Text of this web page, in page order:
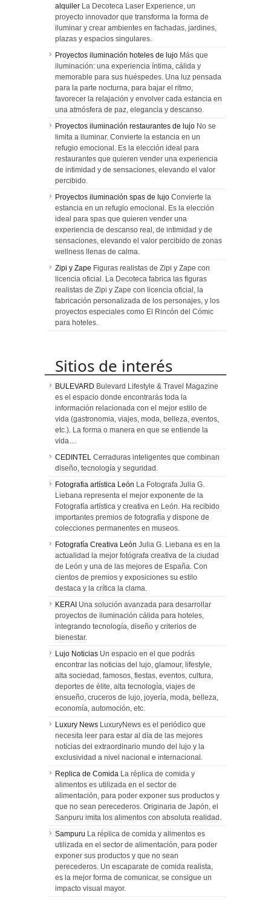
alquiler La Decoteca Laser Experience, un
proyecto innovador que transforma la forma de
iluminar y crear ambientes en fachadas, jardines,
plazas y espacios singulares.
Proyectos iluminación hoteles de lujo Más que
iluminación: una experiencia íntima, cálida y
memorable para sus huéspedes. Una luz pensada
para la parte nocturna, para bajar el ritmo,
favorecer la relajación y envolver cada estancia en
una atmósfera de paz, elegancia y descanso.
Proyectos iluminación restaurantes de lujo No se
limita a iluminar. Convierte la estancia en un
refugio emocional. Es la elección ideal para
restaurantes que quieren vender una experiencia
de intimidad y de sensaciones, elevando el valor
percibido.
Proyectos iluminación spas de lujo Convierte la
estancia en un refugio emocional. Es la elección
ideal para spas que quieren vender una
experiencia de descanso real, de intimidad y de
sensaciones, elevando el valor percibido de zonas
wellness llenas de calma.
Zipi y Zape Figuras realistas de Zipi y Zape con
licencia oficial. La Decoteca fabrica las figuras
realistas de Zipi y Zape con licencia oficial, la
fabricación personalizada de los personajes, y los
proyectos especiales como El Rincón del Cómic
para hoteles.
Sitios de interés
BULEVARD Bulevard Lifestyle & Travel Magazine
es el espacio donde encontrarás toda la
información relacionada con el mejor estilo de
vida (gastronomia, viajes, moda, belleza, eventos,
etc.). La forma o manera en que se entiende la
vida…
CEDINTEL Cerraduras inteligentes que combinan
diseño, tecnología y seguridad.
Fotografia artística León La Fotografa Julia G.
Liebana representa el mejor exponente de la
Fotografía artística y creativa en León. Ha recibido
importantes premios de fotografía y dispone de
colecciones permanentes en museos.
Fotografía Creativa León Julia G. Liebana es en la
actualidad la mejor fotógrafa creativa de la ciudad
de León y una de las mejores de España. Con
cientos de premios y exposiciones su estilo
destaca y la crítica la clama.
KERAI Una solución avanzada para desarrollar
proyectos de iluminación cálida para hoteles,
integrando tecnología, diseño y criterios de
bienestar.
Lujo Noticias Un espacio en el que podrás
encontrar las noticias del lujo, glamour, lifestyle,
alta sociedad, famosos, fiestas, eventos, cultura,
deportes de élite, alta tecnología, viajes de
ensueño, cruceros de lujo, joyería, moda, belleza,
economía, automoción, etc.
Luxury News LuxuryNews es el periódico que
necesita leer para estar al día de las mejores
noticias del extraordinario mundo del lujo y la
exclusividad a nivel nacional e internacional.
Replica de Comida La réplica de comida y
alimentos es utilizada en el sector de
alimentación, para poder exponer sus productos y
que no sean perecederos. Originaria de Japón, el
Sanpuru imita los alimentos con absoluta realidad.
Sampuru La réplica de comida y alimentos es
utilizada en el sector de alimentación, para poder
exponer sus productos y que no sean
perecederos. Un escaparate de comida realista,
es la mejor forma de comunicar, se consigue un
impacto visual mayor.